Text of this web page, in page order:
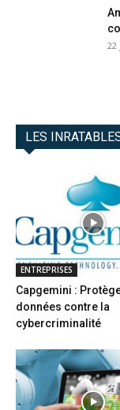
22
LES
ENTREPRISES
Capgemini :
données contre la
cybercriminalité